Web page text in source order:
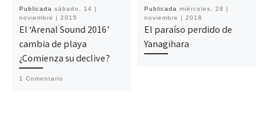
Publicada sábado, 14 |
noviembre | 2015
El ‘Arenal Sound 2016’
cambia de playa
¿Comienza su declive?
1 Comentario
Publicada miércoles, 28 |
noviembre | 2018
El paraíso perdido de
Yanagihara